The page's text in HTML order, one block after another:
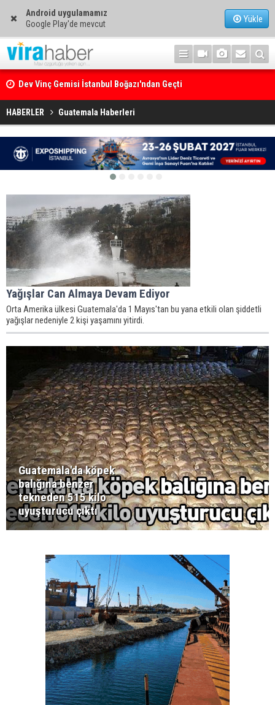
Android uygulamamız
Google Play'de mevcut
Yükle
Dev Vinç Gemisi İstanbul Boğazı'ndan Geçti
Ege Denizi’nin En Büyük Mercan Ormanı
HABERLER Guatemala Haberleri
Yağışlar Can Almaya Devam Ediyor
Orta Amerika ülkesi Guatemala'da 1 Mayıs'tan bu yana etkili olan şiddetli
yağışlar nedeniyle 2 kişi yaşamını yitirdi.
Guatemala'da köpek
balığına benzer
tekneden 515 kilo
uyuşturucu çıktı